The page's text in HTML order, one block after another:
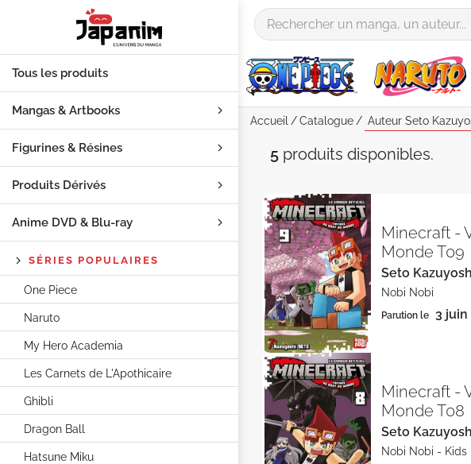
Tous les produits
Mangas & Artbooks
Figurines & Résines
Produits Dérivés
Anime DVD & Blu‑ray
SÉRIES POPULAIRES
One Piece
Naruto
My Hero Academia
Les Carnets de L'Apothicaire
Ghibli
Dragon Ball
Hatsune Miku
Accueil Catalogue Auteur Seto
Auteur "Seto
5 produits disponibles.
Minecraft -
Monde T09
Seto
Nobi Nobi
Parution le 3 juin
Minecraft -
Monde T08
Seto
Nobi Nobi - Kids